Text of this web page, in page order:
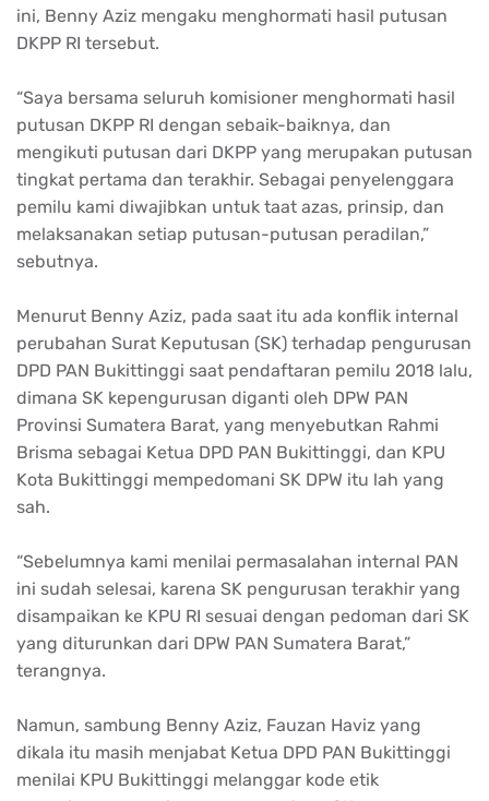
ini, Benny Aziz mengaku menghormati hasil putusan
DKPP RI tersebut.
“Saya bersama seluruh komisioner menghormati hasil
putusan DKPP RI dengan sebaik-baiknya, dan
mengikuti putusan dari DKPP yang merupakan putusan
tingkat pertama dan terakhir. Sebagai penyelenggara
pemilu kami diwajibkan untuk taat azas, prinsip, dan
melaksanakan setiap putusan-putusan peradilan,”
sebutnya.
Menurut Benny Aziz, pada saat itu ada konflik internal
perubahan Surat Keputusan (SK) terhadap pengurusan
DPD PAN Bukittinggi saat pendaftaran pemilu 2018 lalu,
dimana SK kepengurusan diganti oleh DPW PAN
Provinsi Sumatera Barat, yang menyebutkan Rahmi
Brisma sebagai Ketua DPD PAN Bukittinggi, dan KPU
Kota Bukittinggi mempedomani SK DPW itu lah yang
sah.
“Sebelumnya kami menilai permasalahan internal PAN
ini sudah selesai, karena SK pengurusan terakhir yang
disampaikan ke KPU RI sesuai dengan pedoman dari SK
yang diturunkan dari DPW PAN Sumatera Barat,”
terangnya.
Namun, sambung Benny Aziz, Fauzan Haviz yang
dikala itu masih menjabat Ketua DPD PAN Bukittinggi
menilai KPU Bukittinggi melanggar kode etik